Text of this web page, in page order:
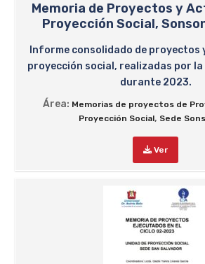
Memoria de Proyectos y
Proyección Social,
Informe consolidado de proyectos
proyección social, realizadas por la
durante 2023.
Área: Memorias de proyectos de
Proyección Social, Sede
Ver